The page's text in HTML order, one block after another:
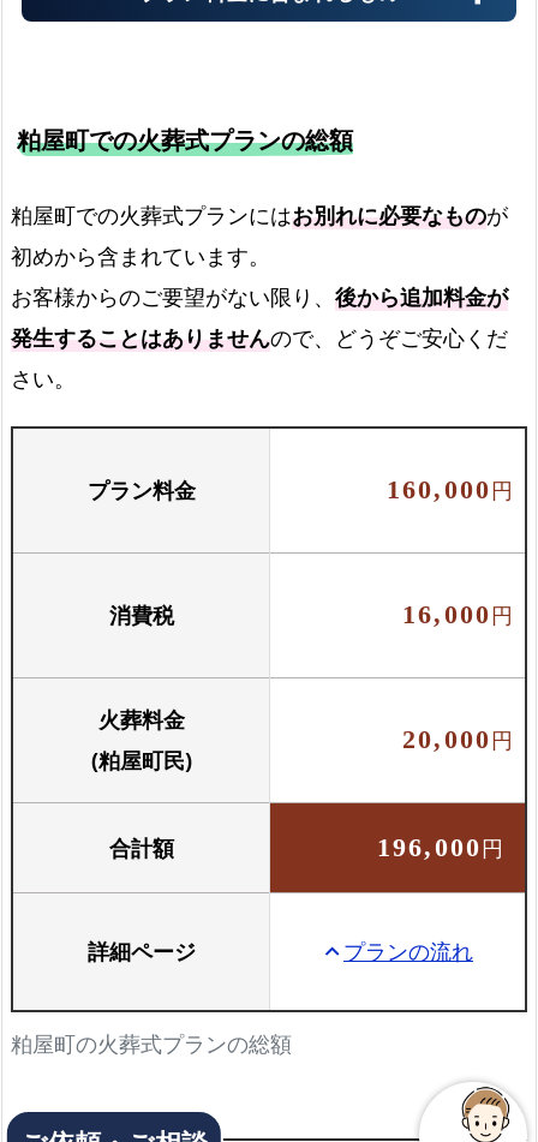
霊柩車
火葬場までの霊柩費用
火葬場でのご案内
お骨壺セット
骨壺と骨箱のセットです
粕屋町での火葬式プランの総額
粕屋町での火葬式プランにはお別れに必要なものが
初めから含まれています。
お客様からのご要望がない限り、 後から追加料金が
発生することはありませんので、どうぞご安心くだ
さい。
粕屋町の火葬式プランの総額
プラン料金 160,000円
消費税 16,000円
火葬料金
(粕屋町民)
20,000円
合計額 196,000円
詳細ページ keyboard_arrow_upプランの流れ